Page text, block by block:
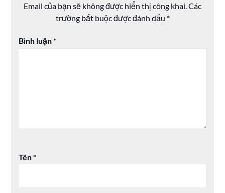
Email của bạn sẽ không được hiển thị công khai.Các
trường bắt buộc được đánh dấu *
Bình luận*
Tên*